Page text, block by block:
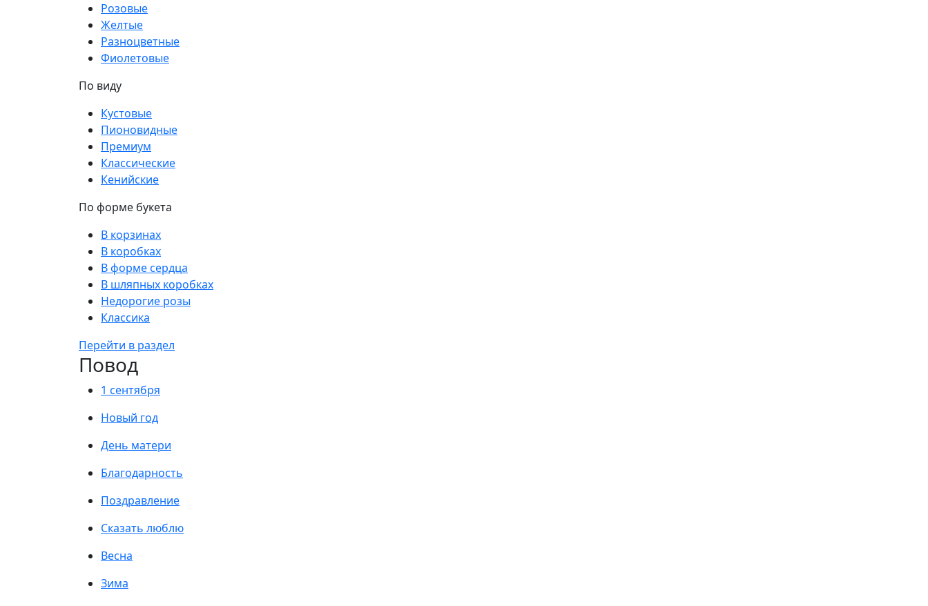
Розовые
Желтые
Разноцветные
Фиолетовые
По виду
Кустовые
Пионовидные
Премиум
Классические
Кенийские
По форме букета
В корзинах
В коробках
В форме сердца
В шляпных коробках
Недорогие розы
Классика
Перейти в раздел
Повод
1 сентября
Новый год
День матери
Благодарность
Поздравление
Сказать люблю
Весна
Зима